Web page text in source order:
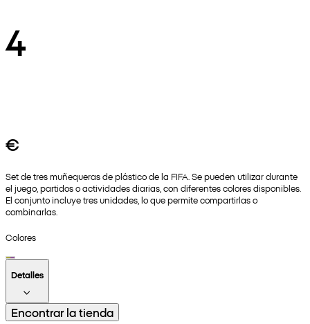
4
€
Set de tres muñequeras de plástico de la FIFA. Se pueden utilizar durante
el juego, partidos o actividades diarias, con diferentes colores disponibles.
El conjunto incluye tres unidades, lo que permite compartirlas o
combinarlas.
Colores
Detalles
Encontrar la tienda